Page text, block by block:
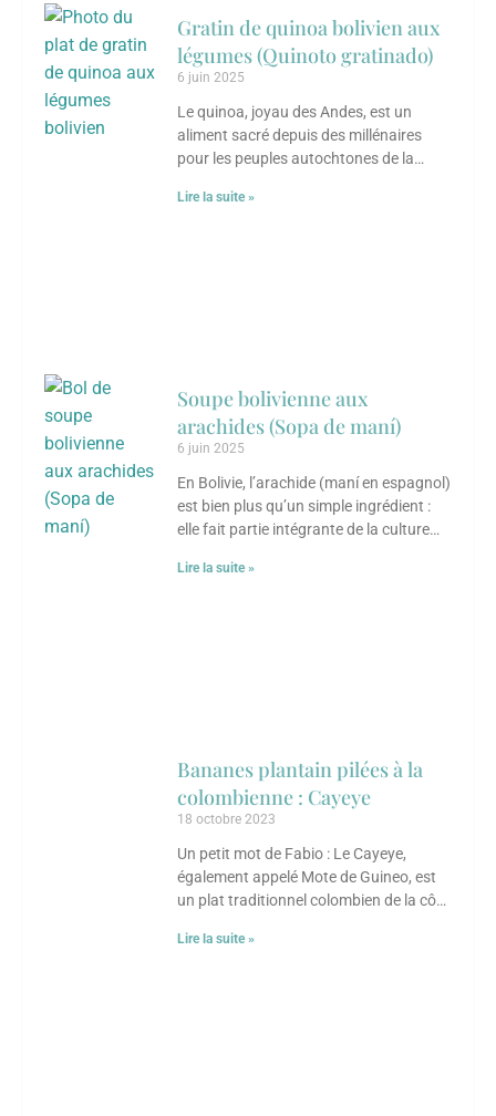
Gratin de quinoa bolivien aux
légumes (Quinoto gratinado)
6 juin 2025
Le quinoa, joyau des Andes, est un
aliment sacré depuis des millénaires
pour les peuples autochtones de la
arides
Lire la suite »
Soupe bolivienne aux
arachides (Sopa de maní)
6 juin 2025
En Bolivie, l’arachide (maní en espagnol)
est bien plus qu’un simple ingrédient :
elle fait partie intégrante de la culture
Lire la suite »
Bananes plantain pilées à la
colombienne : Cayeye
18 octobre 2023
Un petit mot de Fabio : Le Cayeye,
également appelé Mote de Guineo, est
un plat traditionnel colombien de la côte
Lire la suite »